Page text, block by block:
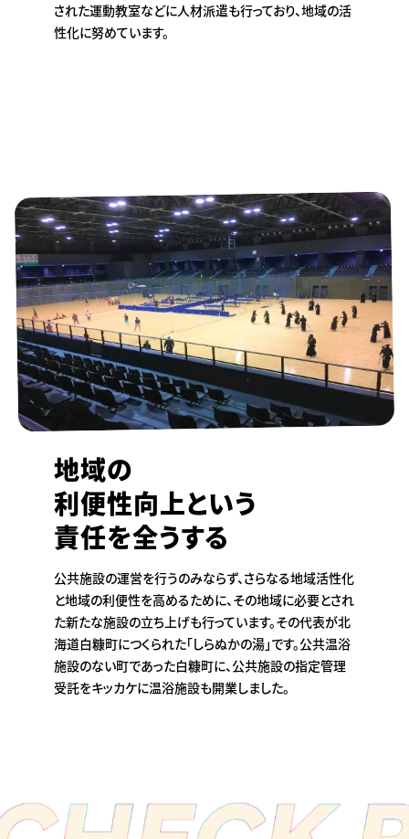
された運動教室などに人材派遣も行っており、地域の活
性化に努めています。
地域の
利便性向上という
責任を全うする
公共施設の運営を行うのみならず、さらなる地域活性化
と地域の利便性を高めるために、その地域に必要とされ
た新たな施設の立ち上げも行っています。その代表が北
海道白糠町につくられた「しらぬかの湯」です。公共温浴
施設のない町であった白糠町に、公共施設の指定管理
受託をキッカケに温浴施設も開業しました。